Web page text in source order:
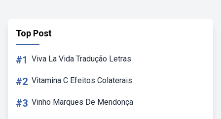
Top Post
#1 Viva La Vida Tradução Letras
#2 Vitamina C Efeitos Colaterais
#3 Vinho Marques De Mendonça